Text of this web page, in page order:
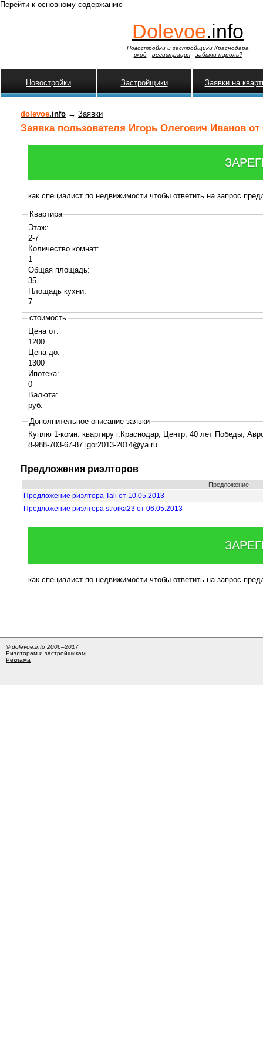
Перейти к основному содержанию
Dolevoe.info
Новостройки и застройщики Краснодара
вход- регистрация- забыли пароль?
Новостройки Застройщики Заявки на
dolevoe.info → Заявки
Заявка пользователя Игорь Олегович Иванов от
как специалист по недвижимости чтобы ответить на запрос
Квартира
Этаж:
2-7
Количество комнат:
1
Общая площадь:
35
Площадь кухни:
7
стоимость
Цена от:
1200
Цена до:
1300
Ипотека:
0
Валюта:
руб.
Дополнительное описание заявки
Куплю 1-комн. квартиру г.Краснодар, Центр, 40 лет Победы,
8-988-703-67-87 igor2013-2014@ya.ru
Предложения риэлторов
Предложение
Предложение риэлтора Tali от 10.05.2013
Предложение риэлтора stroika23 от 06.05.2013
как специалист по недвижимости чтобы ответить на запрос
© dolevoe.info 2006–2017
Риэлторам и застройщикам
Реклама